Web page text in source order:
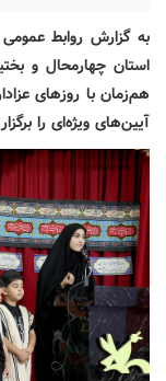
به گزارش روابط
استان چهارمحال و
هم‌زمان با روزهای
آیین‌های ویژه‌ای را